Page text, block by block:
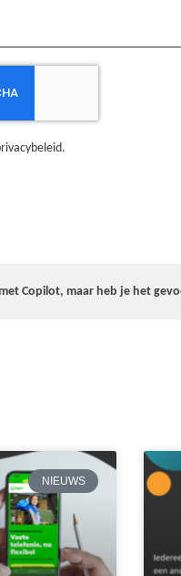
.
Copilot, maar heb je het
NIEUWS